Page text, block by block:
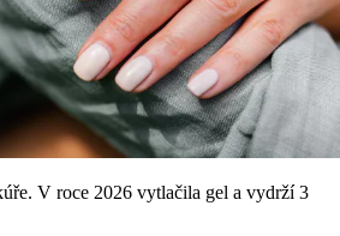
V roce 2026 vytlačila gel a vydrží 3